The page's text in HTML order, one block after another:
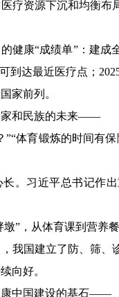
疗资源下沉和均衡布
健康“成绩单”：建
到达最近医疗点；
家前列。
家和民族的未来——
”“体育锻炼的时间有
。习近平总书记作
墩”，从体育课到营养
我国建立了防、筛、
向好。
康中国建设的基石——